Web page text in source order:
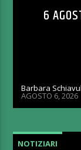
6
Barbara
AGOSTO 6, 2026
NOTIZIARI